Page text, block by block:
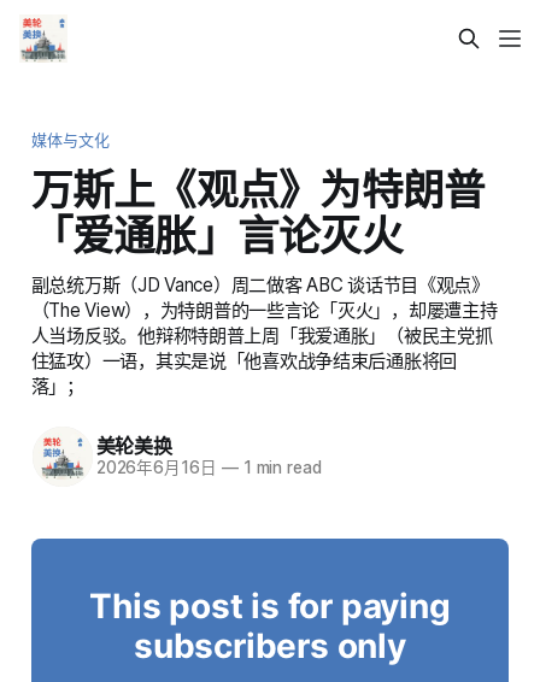
媒体与文化
万斯上《观点》为特朗普
「爱通胀」言论灭火
副总统万斯（JD Vance）周二做客 ABC 谈话节目《观点》
（The View），为特朗普的一些言论「灭火」，却屡遭主持
人当场反驳。他辩称特朗普上周「我爱通胀」（被民主党抓
住猛攻）一语，其实是说「他喜欢战争结束后通胀将回
落」；
美轮美换
2026年6月16日 —1 min read
This post is for paying
subscribers only